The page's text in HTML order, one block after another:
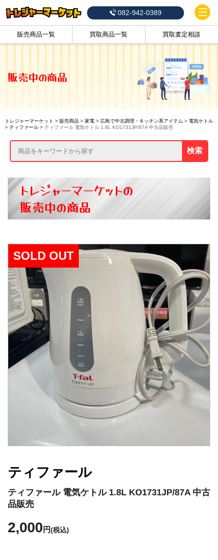
082-942-0389
販売商品一覧 買取商品一覧 買取査定相談
販売中の商品
トレジャーマーケット > 販売商品> 家電> 広島で中古調理・キッチン系アイテム > 電気ケトル
> ティファール> ティファール 電気ケトル 1.8L KO1731JP/87A 中古品販売
検索
トレジャーマーケットの
販売中の商品
ティファール
ティファール 電気ケトル 1.8L KO1731JP/87A 中古
品販売
2,000 円(税込)
SOLD OUT